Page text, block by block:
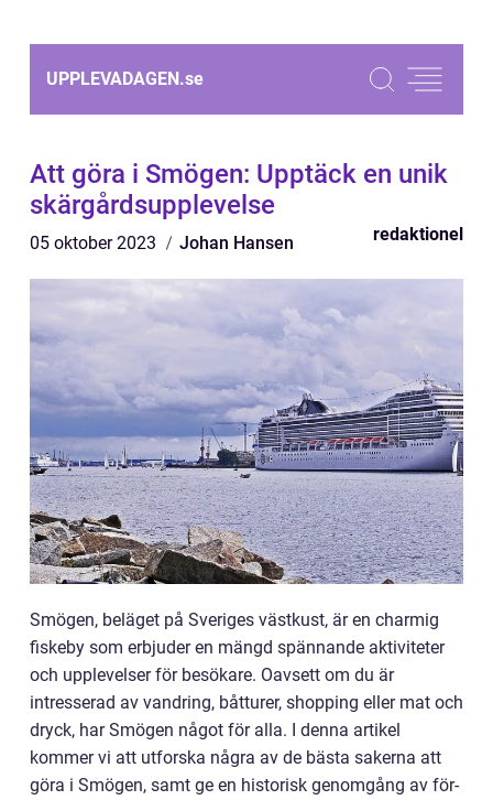
UPPLEVADAGEN.se
Att göra i Smögen: Upptäck en unik
skärgårdsupplevelse
05 oktober 2023 Johan Hansen redaktionel
Smögen, beläget på Sveriges västkust, är en charmig
fiskeby som erbjuder en mängd spännande aktiviteter
och upplevelser för besökare. Oavsett om du är
intresserad av vandring, båtturer, shopping eller mat och
dryck, har Smögen något för alla. I denna artikel
kommer vi att utforska några av de bästa sakerna att
göra i Smögen, samt ge en historisk genomgång av för-